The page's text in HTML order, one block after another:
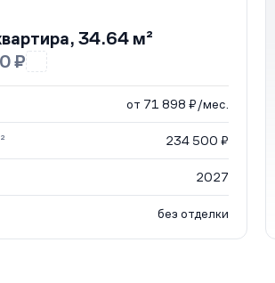
34.64 м²
₽
от 71 898 ₽/мес.
234 500 ₽
2027
без отделки